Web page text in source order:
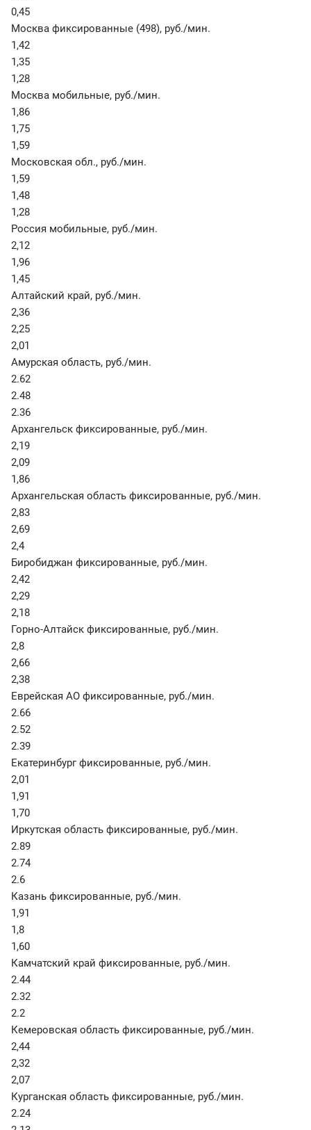
0,45
Москва фиксированные (498), руб./мин.
1,42
1,35
1,28
Москва мобильные, руб./мин.
1,86
1,75
1,59
Московская обл., руб./мин.
1,59
1,48
1,28
Россия мобильные, руб./мин.
2,12
1,96
1,45
Алтайский край, руб./мин.
2,36
2,25
2,01
Амурская область, руб./мин.
2.62
2.48
2.36
Архангельск фиксированные, руб./мин.
2,19
2,09
1,86
Архангельская область фиксированные, руб./мин.
2,83
2,69
2,4
Биробиджан фиксированные, руб./мин.
2,42
2,29
2,18
Горно-Алтайск фиксированные, руб./мин.
2,8
2,66
2,38
Еврейская АО фиксированные, руб./мин.
2.66
2.52
2.39
Екатеринбург фиксированные, руб./мин.
2,01
1,91
1,70
Иркутская область фиксированные, руб./мин.
2.89
2.74
2.6
Казань фиксированные, руб./мин.
1,91
1,8
1,60
Камчатский край фиксированные, руб./мин.
2.44
2.32
2.2
Кемеровская область фиксированные, руб./мин.
2,44
2,32
2,07
Курганская область фиксированные, руб./мин.
2.24